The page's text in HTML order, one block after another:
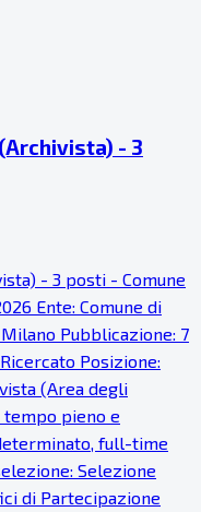
- 3
- 3 posti - Comune
Ente: Comune di
Pubblicazione: 7
Posizione:
(Area degli
pieno e
full-time
Selezione
di Partecipazione